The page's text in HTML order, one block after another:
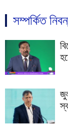
সম্পর্কিত